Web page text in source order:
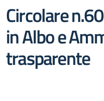
Circolare
in Albo e
trasparente